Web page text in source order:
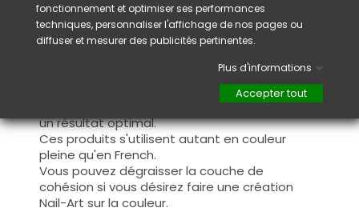
Cette couleur s'applique avec son pinceau, de
manière fine, sur la base (il n'est pas
nécessaire de dégraisser la couche de
cohésion) ou sur la construction après limage.
Ce produit s'applique en deux couches,
fermez le bord libre à la première couche et
appliquez la deuxième couche pour garantir
un résultat optimal.
Ces produits s'utilisent autant en couleur
pleine qu'en French.
Vous pouvez dégraisser la couche de
cohésion si vous désirez faire une création
Nail-Art sur la couleur.
fonctionnement et optimiser ses performances
techniques, personnaliser l'affichage de nos pages ou
diffuser et mesurer des publicités pertinentes.
Plus d'informations
Accepter tout